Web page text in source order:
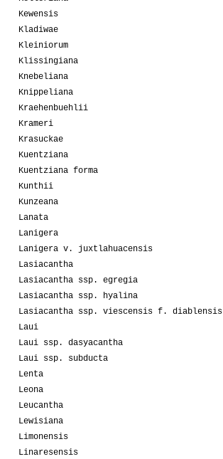
Kewensis
Kladiwae
Kleiniorum
Klissingiana
Knebeliana
Knippeliana
Kraehenbuehlii
Krameri
Krasuckae
Kuentziana
Kuentziana forma
Kunthii
Kunzeana
Lanata
Lanigera
Lanigera v. juxtlahuacensis
Lasiacantha
Lasiacantha ssp. egregia
Lasiacantha ssp. hyalina
Lasiacantha ssp. viescensis f. diablensis
Laui
Laui ssp. dasyacantha
Laui ssp. subducta
Lenta
Leona
Leucantha
Lewisiana
Limonensis
Linaresensis